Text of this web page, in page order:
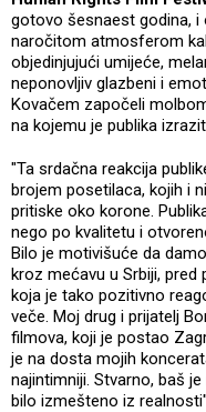
gotovo šesnaest godina, i
naročitom atmosferom
objedinjujući umijeće,
neponovljiv glazbeni i
Kovačem započeli
na kojemu je publika
"Ta srdačna reakcija
brojem posetilaca, kojih i
pritiske oko korone.
nego po kvalitetu i
Bilo je motivišuće da
kroz mećavu u Srbiji,
koja je tako pozitivno
veče. Moj drug i prijatelj
filmova, koji je postao
je na dosta mojih
najintimniji. Stvarno, baš
bilo izmešteno iz